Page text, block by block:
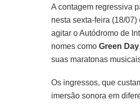
A contagem regressiva
nesta sexta-feira (18/
agitar o Autódromo de
nomes como Green Day,
suas maratonas
Os ingressos, que
imersão sonora em